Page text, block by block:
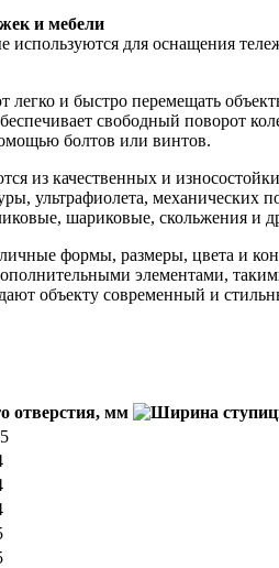
и мебели
используются для оснащения
легко и быстро перемещать
свободный поворот
болтов или винтов.
из качественных и
ультрафиолета,
шариковые, скольжения и
формы, размеры, цвета и
элементами,
объекту современный и